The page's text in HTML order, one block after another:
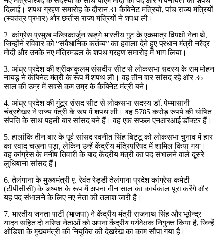
दिलाई। शपथ ग्रहण समारोह के दौरान 31 कैबिनेट मंत्रियों, पांच राज्य मंत्रियों
(स्वतंत्र प्रभार) और छत्तीस राज्य मंत्रियों ने शपथ ली।
2. कांग्रेस प्रमुख मल्लिकार्जुन खड़गे भारतीय गुट के एकमात्र विपक्षी नेता थे,
जिन्होंने रविवार को “संवैधानिक कर्तव्य” का हवाला देते हुए प्रधान मंत्री नरेंद्र
मोदी और उनके नए मंत्रिमंडल के शपथ ग्रहण समारोह में भाग लिया।
3. आंध्र प्रदेश की श्रीकाकुलम संसदीय सीट से लोकसभा सदस्य के राम मोहन
नायडू ने कैबिनेट मंत्री के रूप में शपथ ली। वह तीन बार सांसद रहे और 36
साल की उम्र में सबसे कम उम्र के कैबिनेट मंत्री बने।
4. आंध्र प्रदेश की गुंटूर संसद सीट से लोकसभा सदस्य डॉ. पेम्मासानी
चंद्रशेखर ने राज्य मंत्री के रूप में शपथ ली। वह 5785 करोड़ रुपये की घोषित
संपत्ति के साथ पहली बार सांसद बने हैं। वह एक सफल एनआरआई डॉक्टर हैं।
5. हालांकि तीन बार के पूर्व सांसद रवनीत सिंह बिट्टू को लोकसभा चुनाव में हार
का स्वाद चखना पड़ा, लेकिन उन्हें केंद्रीय मंत्रिपरिषद में शामिल किया गया।
वह कांग्रेस के मनीष तिवारी के बाद केंद्रीय मंत्री का पद संभालने वाले दूसरे
लुधियाना सांसद हैं।
6. तेलंगाना के मुख्यमंत्री ए. रेवंत रेड्डी तेलंगाना प्रदेश कांग्रेस कमेटी
(टीपीसीसी) के अध्यक्ष के रूप में अपना तीन साल का कार्यकाल पूरा करेंगे और
यह पद संभालने के लिए नए नेता की तलाश जारी है।
7. भारतीय जनता पार्टी (भाजपा) ने केंद्रीय मंत्री राजनाथ सिंह और भूपेन्द्र
यादव सहित दो वरिष्ठ नेताओं को अपना केंद्रीय पर्यवेक्षक नियुक्त किया है, जिन्हें
ओडिशा के मुख्यमंत्री की नियुक्ति की देखरेख का काम सौंपा गया है।